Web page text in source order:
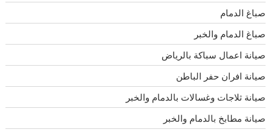
صباغ الدمام
صباغ الدمام والخبر
صيانة اعمال سباكة بالرياض
صيانة افران حفر الباطن
صيانة ثلاجات وغسالات بالدمام والخبر
صيانة مطابخ بالدمام والخبر